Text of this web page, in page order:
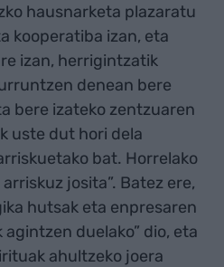
hausnarketa plazaratu
kooperatiba izan, eta
izan, herrigintzatik
denean bere
bere izateko zentzuaren
uste dut hori dela
bat. Horrelako
josita”. Batez ere,
hutsak eta enpresaren
duelako” dio, eta
ahultzeko joera